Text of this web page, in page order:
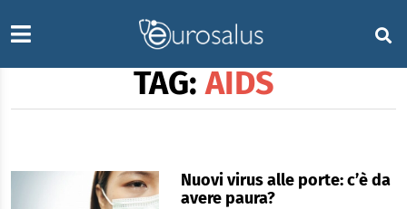
TAG: AIDS
Nuovi virus alle porte: c’è da
avere paura?